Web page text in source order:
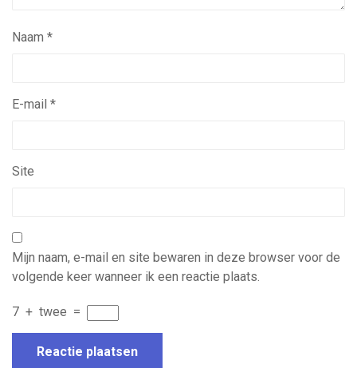
Naam *
E-mail *
Site
Mijn naam, e-mail en site bewaren in deze browser voor de
volgende keer wanneer ik een reactie plaats.
7 + twee =